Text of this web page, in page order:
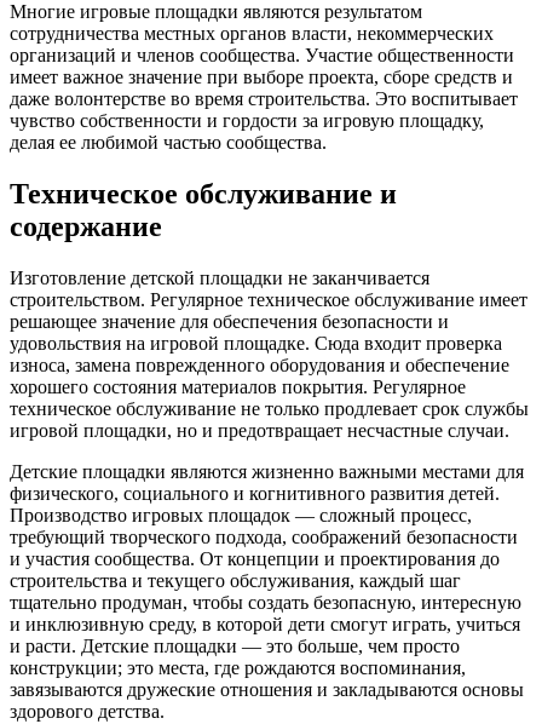
Многие игровые площадки являются результатом
сотрудничества местных органов власти, некоммерческих
организаций и членов сообщества. Участие общественности
имеет важное значение при выборе проекта, сборе средств и
даже волонтерстве во время строительства. Это воспитывает
чувство собственности и гордости за игровую площадку,
делая ее любимой частью сообщества.
Техническое обслуживание и
содержание
Изготовление детской площадки не заканчивается
строительством. Регулярное техническое обслуживание имеет
решающее значение для обеспечения безопасности и
удовольствия на игровой площадке. Сюда входит проверка
износа, замена поврежденного оборудования и обеспечение
хорошего состояния материалов покрытия. Регулярное
техническое обслуживание не только продлевает срок службы
игровой площадки, но и предотвращает несчастные случаи.
Детские площадки являются жизненно важными местами для
физического, социального и когнитивного развития детей.
Производство игровых площадок — сложный процесс,
требующий творческого подхода, соображений безопасности
и участия сообщества. От концепции и проектирования до
строительства и текущего обслуживания, каждый шаг
тщательно продуман, чтобы создать безопасную, интересную
и инклюзивную среду, в которой дети смогут играть, учиться
и расти. Детские площадки — это больше, чем просто
конструкции; это места, где рождаются воспоминания,
завязываются дружеские отношения и закладываются основы
здорового детства.